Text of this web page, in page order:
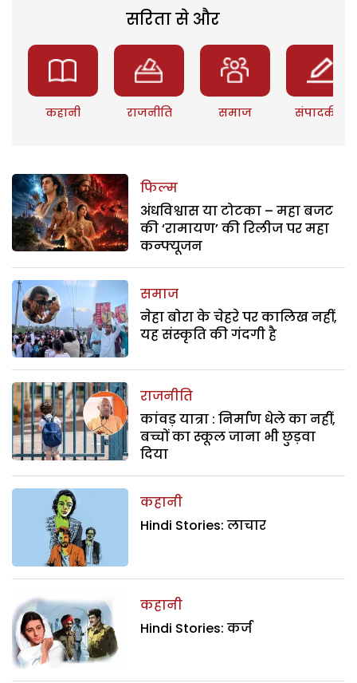
सरिता से और
कहानी राजनीति समाज संपादकीय
फिल्म
अंधविश्वास या टोटका – महा बजट
की ‘रामायण’ की रिलीज पर महा
कन्फ्यूजन
समाज
नेहा बोरा के चेहरे पर कालिख नहीं,
यह संस्कृति की गंदगी है
राजनीति
कांवड़ यात्रा : निर्माण धेले का नहीं,
बच्चों का स्कूल जाना भी छुड़वा
दिया
कहानी
Hindi Stories: लाचार
कहानी
Hindi Stories: कर्ज